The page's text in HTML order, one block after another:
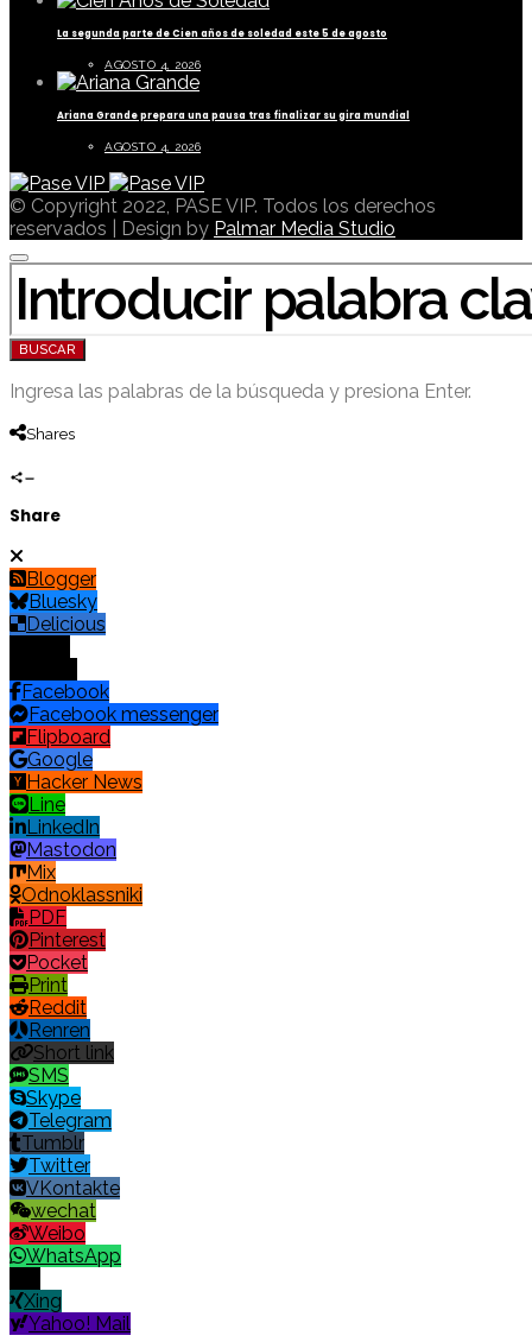
La segunda parte de Cien años de soledad este 5 de agosto
AGOSTO 4, 2026
Ariana Grande prepara una pausa tras finalizar su gira mundial
AGOSTO 4, 2026
© Copyright 2022, PASE VIP. Todos los derechos
reservados | Design by Palmar Media Studio
BUSCAR POR:
BUSCAR
Ingresa las palabras de la búsqueda y presiona Enter.
Shares
Share
Blogger
Bluesky
Delicious
Facebook
Facebook messenger
Flipboard
Google
Hacker News
Line
LinkedIn
Mastodon
Mix
Odnoklassniki
PDF
Pinterest
Pocket
Print
Reddit
Renren
Short link
SMS
Skype
Telegram
Tumblr
Twitter
VKontakte
wechat
Weibo
WhatsApp
Xing
Yahoo! Mail